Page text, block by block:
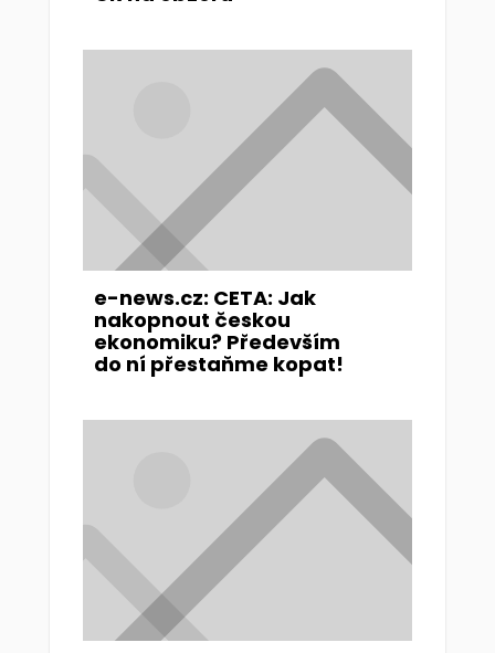
e-news.cz: CETA: Jak
nakopnout českou
ekonomiku? Především
do ní přestaňme kopat!